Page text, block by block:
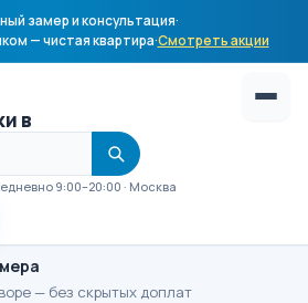
замер и консультация·
— чистая квартира·Смотреть акции
9:00–20:00 · Москва
— без скрытых доплат